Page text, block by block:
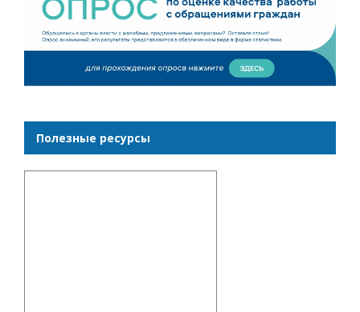
Полезные ресурсы